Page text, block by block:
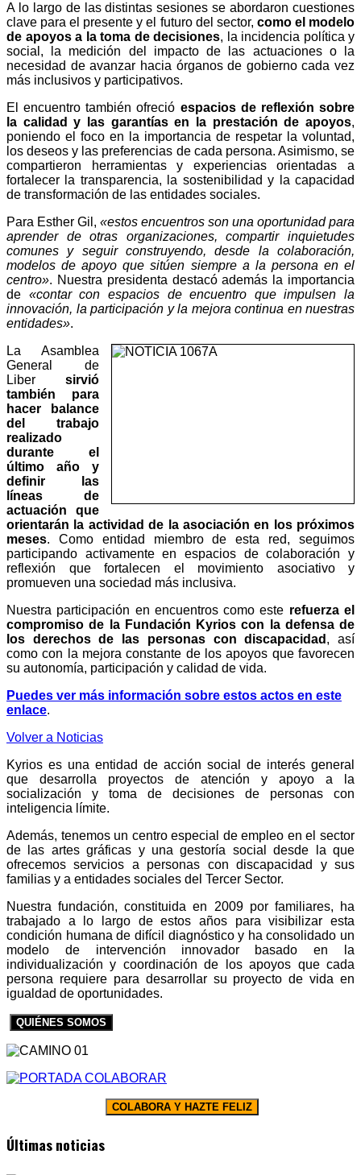
A lo largo de las distintas sesiones se abordaron cuestiones
clave para el presente y el futuro del sector, como el modelo
de apoyos a la toma de decisiones, la incidencia política y
social, la medición del impacto de las actuaciones o la
necesidad de avanzar hacia órganos de gobierno cada vez
más inclusivos y participativos.
El encuentro también ofreció espacios de reflexión sobre
la calidad y las garantías en la prestación de apoyos,
poniendo el foco en la importancia de respetar la voluntad,
los deseos y las preferencias de cada persona. Asimismo, se
compartieron herramientas y experiencias orientadas a
fortalecer la transparencia, la sostenibilidad y la capacidad
de transformación de las entidades sociales.
Para Esther Gil, «estos encuentros son una oportunidad para
aprender de otras organizaciones, compartir inquietudes
comunes y seguir construyendo, desde la colaboración,
modelos de apoyo que sitúen siempre a la persona en el
centro». Nuestra presidenta destacó además la importancia
de «contar con espacios de encuentro que impulsen la
innovación, la participación y la mejora continua en nuestras
entidades».
La Asamblea
General de
Liber sirvió
también para
hacer balance
del trabajo
realizado
durante el
último año y
definir las
líneas de
actuación que
orientarán la actividad de la asociación en los próximos
meses. Como entidad miembro de esta red, seguimos
participando activamente en espacios de colaboración y
reflexión que fortalecen el movimiento asociativo y
promueven una sociedad más inclusiva.
Nuestra participación en encuentros como este refuerza el
compromiso de la Fundación Kyrios con la defensa de
los derechos de las personas con discapacidad , así
como con la mejora constante de los apoyos que favorecen
su autonomía, participación y calidad de vida.
Puedes ver más información sobre estos actos en este
enlace.
Volver a Noticias
Kyrios es una entidad de acción social de interés general
que desarrolla proyectos de atención y apoyo a la
socialización y toma de decisiones de personas con
inteligencia límite.
Además, tenemos un centro especial de empleo en el sector
de las artes gráficas y una gestoría social desde la que
ofrecemos servicios a personas con discapacidad y sus
familias y a entidades sociales del Tercer Sector.
Nuestra fundación, constituida en 2009 por familiares, ha
trabajado a lo largo de estos años para visibilizar esta
condición humana de difícil diagnóstico y ha consolidado un
modelo de intervención innovador basado en la
individualización y coordinación de los apoyos que cada
persona requiere para desarrollar su proyecto de vida en
igualdad de oportunidades.
QUIÉNES SOMOS
COLABORA Y HAZTE FELIZ
Últimas noticias